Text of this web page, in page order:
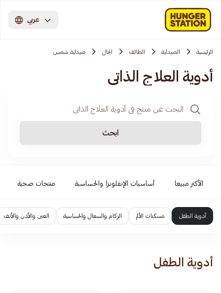
عربي
الرئيسية الصيدلية الطائف الجال صيدلية شمس
أدوية العلاج الذاتي
ابحث
الأكثر مبيعا أساسيات الإنفلونزا والحساسية منتجات صحية
أدوية الطفل مسكنات الألم الزكام والسعال والحساسية العين والأذن والأنف
أدوية الطفل